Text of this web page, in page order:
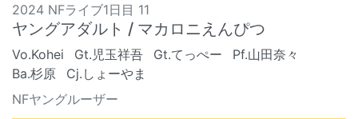
2024 NFライブ1日目 11
ヤングアダルト / マカロニえんぴつ
Vo.Kohei Gt.児玉祥吾 Gt.てっぺー
Pf.山田奈々
Ba.杉原
Cj.しょーやま
NFヤングルーザー